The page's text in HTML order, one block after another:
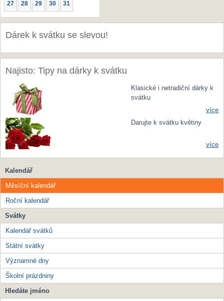
27 28 29 30 31
Dárek k svátku se slevou!
Najisto: Tipy na dárky k svátku
Klasické i netradiční dárky k
svátku
více
Darujte k svátku květiny
více
Kalendář
Měsíční kalendář
Roční kalendář
Svátky
Kalendář svátků
Státní svátky
Významné dny
Školní prázdniny
Hledáte jméno